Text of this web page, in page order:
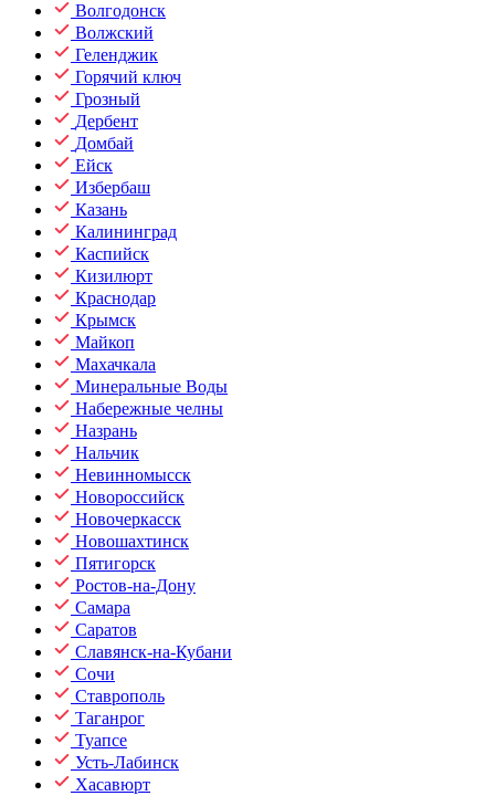
Волгодонск
Волжский
Геленджик
Горячий ключ
Грозный
Дербент
Домбай
Ейск
Избербаш
Казань
Калининград
Каспийск
Кизилюрт
Краснодар
Крымск
Майкоп
Махачкала
Минеральные Воды
Набережные челны
Назрань
Нальчик
Невинномысск
Новороссийск
Новочеркасск
Новошахтинск
Пятигорск
Ростов-на-Дону
Самара
Саратов
Славянск-на-Кубани
Сочи
Ставрополь
Таганрог
Туапсе
Усть-Лабинск
Хасавюрт